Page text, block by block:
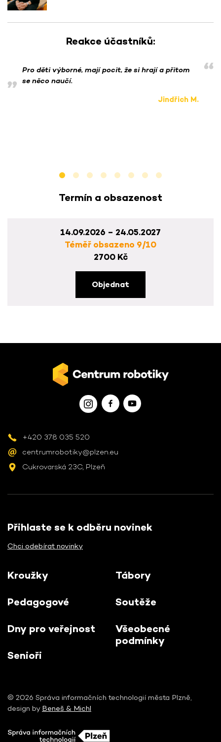
Reakce účastníků:
Pro děti výborné, mají pocit, že si hrají a přitom
se něco naučí.
Jindřich M.
Termín a obsazenost
14.09.2026 – 24.05.2027
Téměř obsazeno 9/10
2700 Kč
Objednat
+420 378 035 520
centrumrobotiky@plzen.eu
Cukrovarská 23C, Plzeň
Přihlaste se k odběru novinek
Chci odebírat novinky
Kroužky
Pedagogové
Dny pro veřejnost
Senioři
Tábory
Soutěže
Všeobecné
podmínky
© 2026 Správa informačních technologií města Plzně,
design by Beneš & Michl